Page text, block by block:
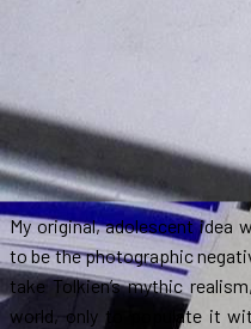
My original, adolescent idea
to be the photographic
take Tolkien’s mythic
world, only to populate it